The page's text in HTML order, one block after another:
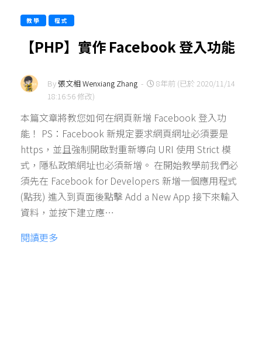
教學 程式
【PHP】實作 Facebook 登入功能
By張文相 Wenxiang Zhang -
8年前 (已於 2020/11/14
18:16:56 修改)
本篇文章將教您如何在網頁新增 Facebook 登入功
能！ PS：Facebook 新規定要求網頁網址必須要是
https，並且強制開啟對重新導向 URI 使用 Strict 模
式，隱私政策網址也必須新增。 在開始教學前我們必
須先在 Facebook for Developers 新增一個應用程式
(點我) 進入到頁面後點擊 Add a New App 接下來輸入
資料，並按下建立應…
閱讀更多